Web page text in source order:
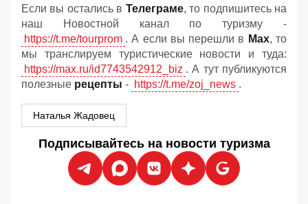
Если вы остались в Телеграме, то подпишитесь на
наш Новостной канал по туризму -
https://t.me/tourprom . А если вы перешли в Мах, то
мы транслируем туристические новости и туда:
https://max.ru/id7743542912_biz . А тут публикуются
полезные рецепты - https://t.me/zoj_news .
Наталья Жадовец
Подписывайтесь на новости туризма